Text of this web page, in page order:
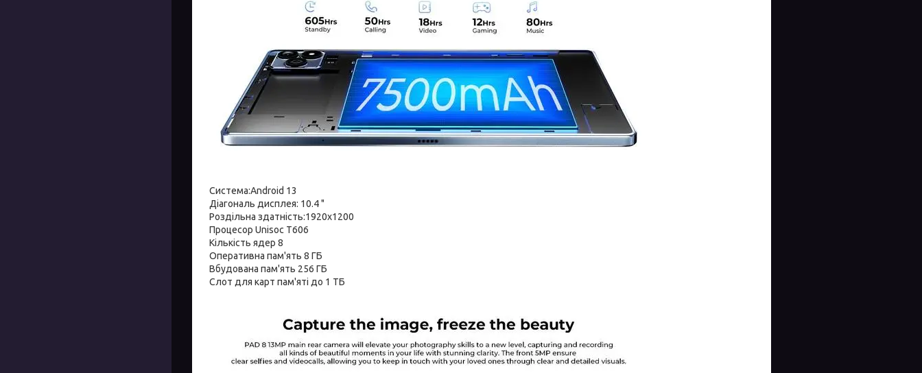
Система:Android 13
Діагональ дисплея: 10.4 "
Роздільна здатність:1920х1200
Процесор Unisoc T606
Кількість ядер 8
Оперативна пам'ять 8 ГБ
Вбудована пам'ять 256 ГБ
Слот для карт пам'яті до 1 ТБ